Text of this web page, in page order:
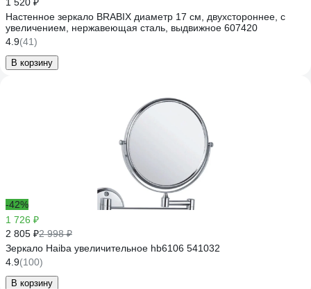
Настенное зеркало BRABIX диаметр 17 см, двухстороннее, с
увеличением, нержавеющая сталь, выдвижное 607420
4.9(41)
В корзину
-42%
1 726 ₽
2 805 ₽2 998 ₽
Зеркало Haiba увеличительное hb6106 541032
4.9(100)
В корзину